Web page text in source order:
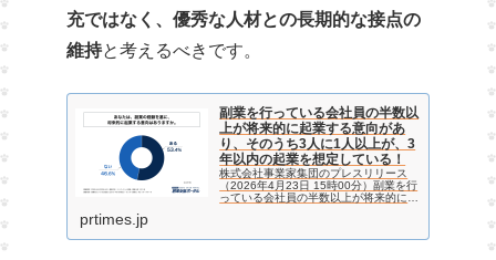
充ではなく、優秀な人材との長期的な接点の
維持と考えるべきです。
副業を行っている会社員の半数以
上が将来的に起業する意向があ
り、そのうち3人に1人以上が、3
年以内の起業を想定している！
株式会社事業家集団のプレスリリース
（2026年4月23日 15時00分）副業を行
っている会社員の半数以上が将来的に起
prtimes.jp